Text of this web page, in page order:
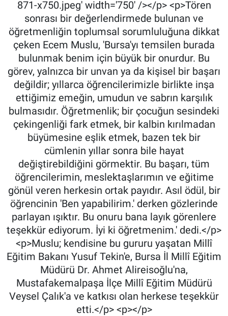
871-x750.jpeg' width='750' /></p> <p>Tören
sonrası bir değerlendirmede bulunan ve
öğretmenliğin toplumsal sorumluluğuna dikkat
çeken Ecem Muslu, 'Bursa'yı temsilen burada
bulunmak benim için büyük bir onurdur. Bu
görev, yalnızca bir unvan ya da kişisel bir başarı
değildir; yıllarca öğrencilerimizle birlikte inşa
ettiğimiz emeğin, umudun ve sabrın karşılık
bulmasıdır. Öğretmenlik; bir çocuğun sesindeki
çekingenliği fark etmek, bir kalbin kırılmadan
büyümesine eşlik etmek, bazen tek bir
cümlenin yıllar sonra bile hayat
değiştirebildiğini görmektir. Bu başarı, tüm
öğrencilerimin, meslektaşlarımın ve eğitime
gönül veren herkesin ortak payıdır. Asıl ödül, bir
öğrencinin 'Ben yapabilirim.' derken gözlerinde
parlayan ışıktır. Bu onuru bana layık görenlere
teşekkür ediyorum. İyi ki öğretmenim.' dedi.</p>
<p>Muslu; kendisine bu gururu yaşatan Millî
Eğitim Bakanı Yusuf Tekin'e, Bursa İl Millî Eğitim
Müdürü Dr. Ahmet Alireisoğlu'na,
Mustafakemalpaşa İlçe Millî Eğitim Müdürü
Veysel Çalık'a ve katkısı olan herkese teşekkür
etti.</p> <p></p>